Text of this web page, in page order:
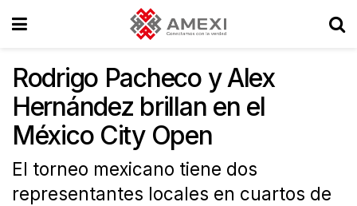
Rodrigo Pacheco y Alex
Hernández brillan en el
México City Open
El torneo mexicano tiene dos
representantes locales en cuartos de